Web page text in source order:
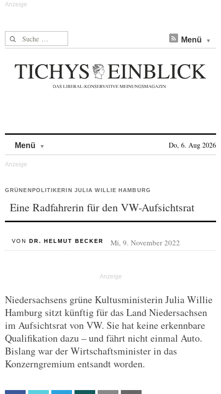
Suche nach: Menü
Menü Do, 6. Aug 2026
GRÜNENPOLITIKERIN JULIA WILLIE HAMBURG
Eine Radfahrerin für den VW-Aufsichtsrat
VON DR. HELMUT BECKER Mi, 9. November 2022
Niedersachsens grüne Kultusministerin Julia Willie
Hamburg sitzt künftig für das Land Niedersachsen
im Aufsichtsrat von VW. Sie hat keine erkennbare
Qualifikation dazu – und fährt nicht einmal Auto.
Bislang war der Wirtschaftsminister in das
Konzerngremium entsandt worden.